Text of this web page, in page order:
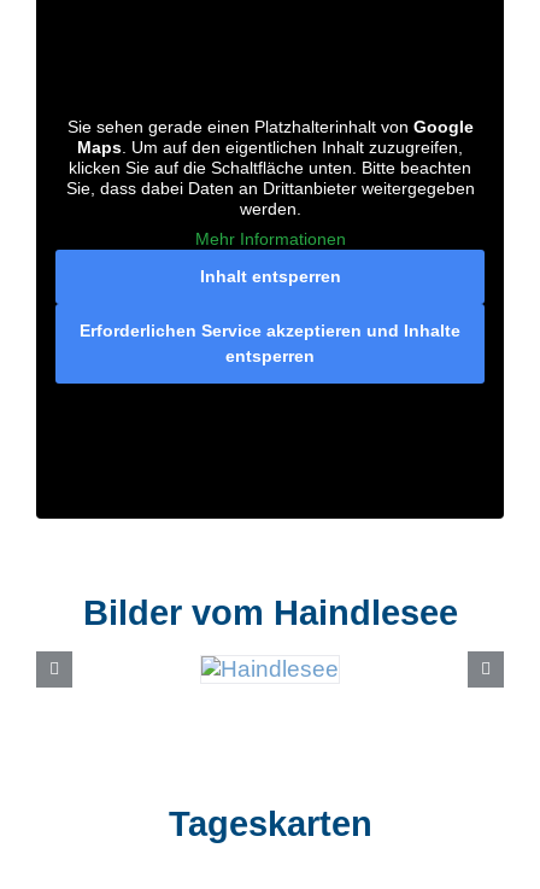
Sie sehen gerade einen Platzhalterinhalt von Google
Maps. Um auf den eigentlichen Inhalt zuzugreifen,
klicken Sie auf die Schaltfläche unten. Bitte beachten
Sie, dass dabei Daten an Drittanbieter weitergegeben
werden.
Mehr Informationen
Inhalt entsperren
Erforderlichen Service akzeptieren und Inhalte
entsperren
Bilder vom Haindlesee
Tageskarten